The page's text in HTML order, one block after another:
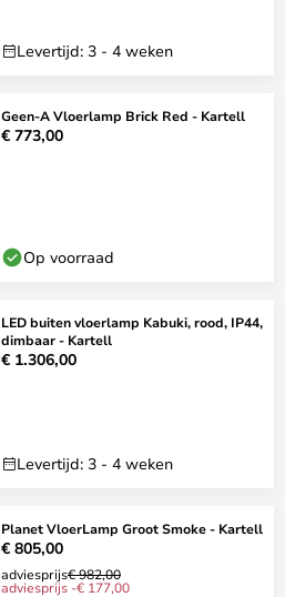
Levertijd: 3 - 4 weken
Geen-A Vloerlamp Brick Red - Kartell
€ 773,00
Op voorraad
LED buiten vloerlamp Kabuki, rood, IP44,
dimbaar - Kartell
€ 1.306,00
Levertijd: 3 - 4 weken
Planet VloerLamp Groot Smoke - Kartell
€ 805,00
adviesprijs€ 982,00
adviesprijs -€ 177,00